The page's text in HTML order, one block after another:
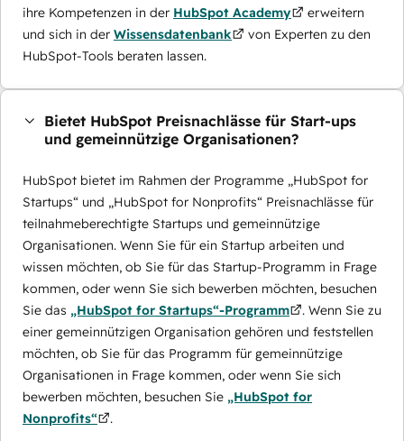
ihre Kompetenzen in der HubSpot Academy
erweitern
und sich in der Wissensdatenbank
von Experten zu den
HubSpot-Tools beraten lassen.
Bietet HubSpot Preisnachlässe für Start-ups
und gemeinnützige Organisationen?
HubSpot bietet im Rahmen der Programme „HubSpot for
Startups“ und „HubSpot for Nonprofits“ Preisnachlässe für
teilnahmeberechtigte Startups und gemeinnützige
Organisationen. Wenn Sie für ein Startup arbeiten und
wissen möchten, ob Sie für das Startup-Programm in Frage
kommen, oder wenn Sie sich bewerben möchten, besuchen
Sie das „HubSpot for Startups“-Programm
. Wenn Sie zu
einer gemeinnützigen Organisation gehören und feststellen
möchten, ob Sie für das Programm für gemeinnützige
Organisationen in Frage kommen, oder wenn Sie sich
bewerben möchten, besuchen Sie „HubSpot for
Nonprofits“
.